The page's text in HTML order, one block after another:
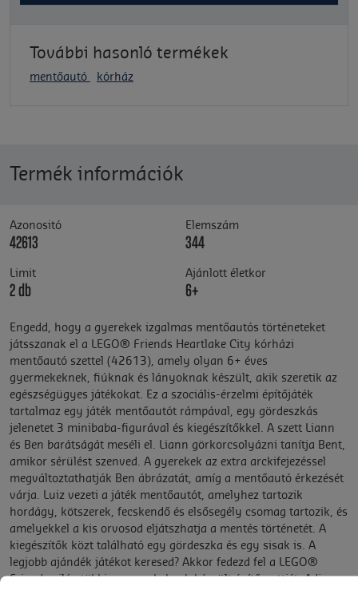
További hasonló termékek
mentőautó kórház
Termék információk
Azonositó
42613
Elemszám
344
Limit
2 db
Ajánlott életkor
6+
Engedd, hogy a gyerekek izgalmas mentőautós történeteket
játsszanak el a LEGO® Friends Heartlake City kórházi
mentőautó szettel (42613), amely olyan 6+ éves
gyermekeknek, fiúknak és lányoknak készült, akik szeretik az
egészségügyes játékokat. Ez a szociális-érzelmi építőjáték
tartalmaz egy játék mentőautót rámpával, egy gördeszkás
jelenetet 3 minibaba-figurával és kiegészítőkkel. A szett Liann
és Ben barátságát meséli el. Liann görkorcsolyázni tanítja Bent,
amikor sérülést szenved. A gyerekek az extra arckifejezéssel
megváltoztathatják Ben ábrázatát, amíg a mentőautó érkezését
várja. Luiz vezeti a játék mentőautót, amelyhez tartozik
hordágy, kötszerek, fecskendő és elsősegély csomag tartozik, és
amelyekkel a kis orvosod eljátszhatja a mentés történetét. A
kiegészítők közt található egy gördeszka és egy sisak is. A
legjobb ajándék játékot keresed? Akkor fedezd fel a LEGO®
Friends világ többi, gyermekeknek készült építőszettjét. Adj a